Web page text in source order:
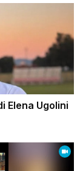
Elena Ugolini